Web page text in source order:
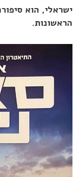
ישראלי, הוא
הראשונות.